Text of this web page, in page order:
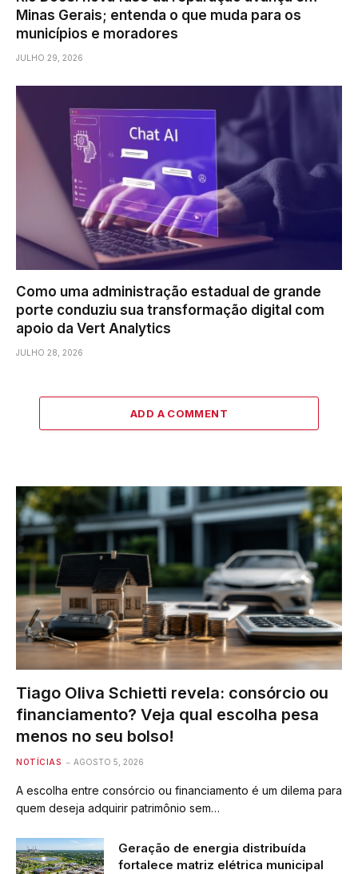
Minas Gerais; entenda o que muda para os
municípios e moradores
JULHO 29, 2026
Como uma administração estadual de grande
porte conduziu sua transformação digital com
apoio da Vert Analytics
JULHO 28, 2026
ADD A COMMENT
Tiago Oliva Schietti revela: consórcio ou
financiamento? Veja qual escolha pesa
menos no seu bolso!
NOTÍCIAS AGOSTO 5, 2026
A escolha entre consórcio ou financiamento é um dilema para
quem deseja adquirir patrimônio sem…
Geração de energia distribuída
fortalece matriz elétrica municipal